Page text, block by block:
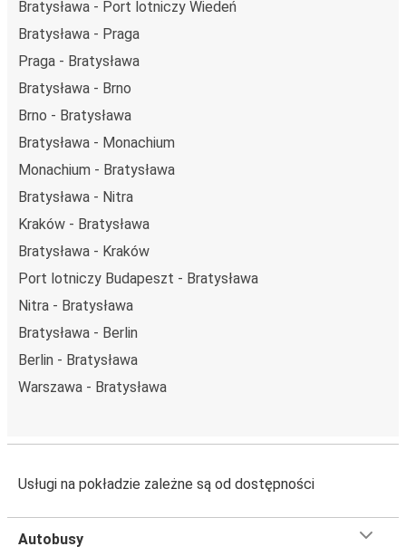
Bratysława - Port lotniczy Wiedeń
Bratysława - Praga
Praga - Bratysława
Bratysława - Brno
Brno - Bratysława
Bratysława - Monachium
Monachium - Bratysława
Bratysława - Nitra
Kraków - Bratysława
Bratysława - Kraków
Port lotniczy Budapeszt - Bratysława
Nitra - Bratysława
Bratysława - Berlin
Berlin - Bratysława
Warszawa - Bratysława
Usługi na pokładzie zależne są od dostępności
Autobusy